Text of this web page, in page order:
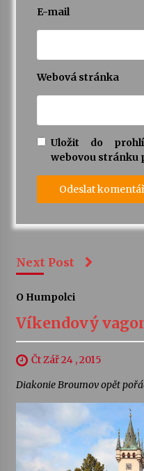
E-mail
Webová stránka
Uložit do
webovou stránku
Next Post
O Humpolci
Víkendový
Čt Zář 24 , 2015
Diakonie Broumov opět